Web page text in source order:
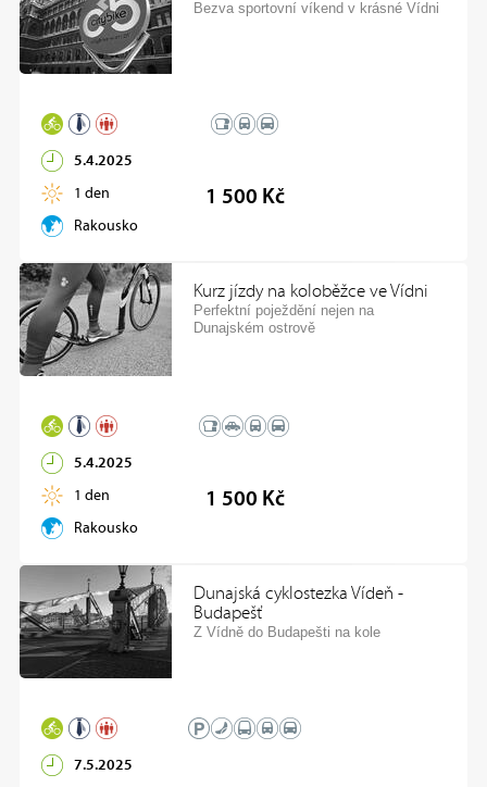
Bezva sportovní víkend v krásné Vídni
5.4.2025
1 den
Rakousko
1 500 Kč
Kurz jízdy na koloběžce ve Vídni
Perfektní poježdění nejen na
Dunajském ostrově
5.4.2025
1 den
Rakousko
1 500 Kč
Dunajská cyklostezka Vídeň -
Budapešť
Z Vídně do Budapešti na kole
7.5.2025